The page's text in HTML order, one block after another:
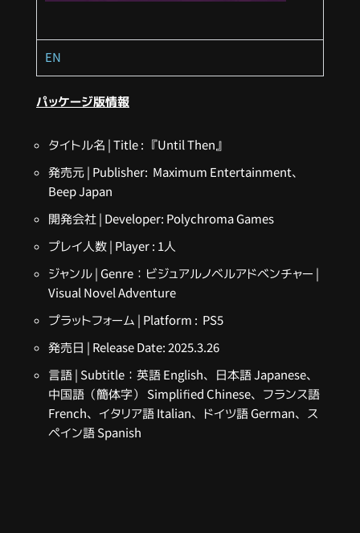
EN
パッケージ版情報
タイトル名 | Title : 『Until Then』
発売元 | Publisher: Maximum Entertainment、
Beep Japan
開発会社 | Developer: Polychroma Games
プレイ人数 | Player : 1人
ジャンル | Genre： ビジュアルノベルアドベンチャー |
Visual Novel Adventure
プラットフォーム | Platform : PS5
発売日 | Release Date: 2025.3.26
言語 | Subtitle：英語 English、日本語 Japanese、
中国語（簡体字） Simplified Chinese、フランス語
French、イタリア語 Italian、ドイツ語 German、ス
ペイン語 Spanish